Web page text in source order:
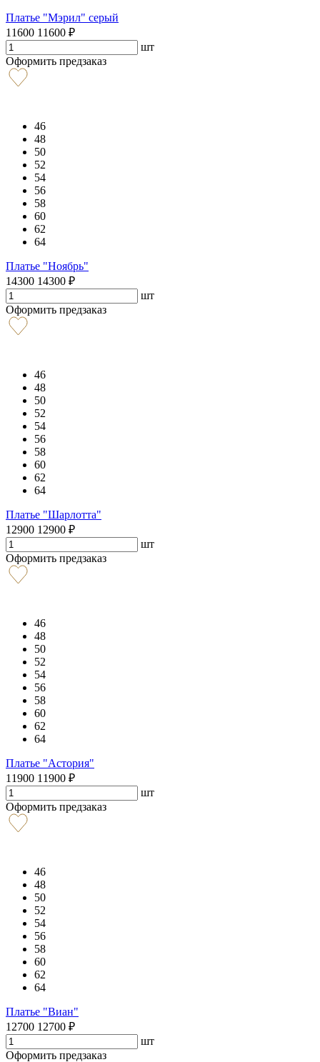
Платье "Мэрил" серый
11600 11600 ₽
шт
Оформить предзаказ
46
48
50
52
54
56
58
60
62
64
Платье "Ноябрь"
14300 14300 ₽
шт
Оформить предзаказ
46
48
50
52
54
56
58
60
62
64
Платье "Шарлотта"
12900 12900 ₽
шт
Оформить предзаказ
46
48
50
52
54
56
58
60
62
64
Платье "Астория"
11900 11900 ₽
шт
Оформить предзаказ
46
48
50
52
54
56
58
60
62
64
Платье "Виан"
12700 12700 ₽
шт
Оформить предзаказ